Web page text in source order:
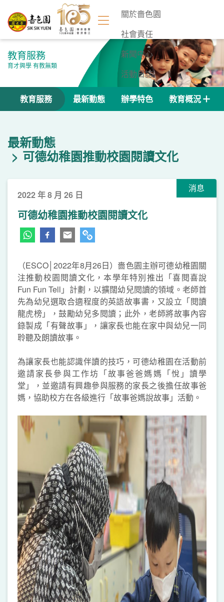
關於嗇色園
社會責任
新聞中心
活動日誌
聯絡我們
教育服務
育才興學 有教無類
教育服務 最新動態 辦學特色 教育概況
最新動態
可德幼稚園推動校園閱讀文化
消息
2022 年 8 月 26 日
可德幼稚園推動校園閱讀文化
（ESCO│2022年8月26日）嗇色園主辦可德幼稚園關
注推動校園閱讀文化，本學年特別推出「喜閱喜說
Fun Fun Tell」計劃，以擴闊幼兒閱讀的領域。老師首
先為幼兒選取合適程度的英語故事書，又設立「閱讀
龍虎榜」，鼓勵幼兒多閱讀；此外，老師將故事內容
錄製成「有聲故事」，讓家長也能在家中與幼兒一同
聆聽及朗讀故事。
為讓家長也能認識伴讀的技巧，可德幼稚園在活動前
邀請家長參與工作坊「故事爸爸媽媽「悅」讀學
堂」，並邀請有興趣參與服務的家長之後擔任故事爸
媽，協助校方在各級進行「故事爸媽說故事」活動。